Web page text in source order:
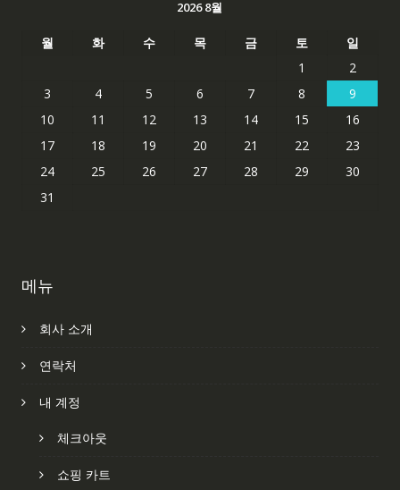
2026 8월
월 화 수 목 금 토
일
1
2
3
4 5 6 7 8
9
10
11 12 13 14 15
16
17
18 19 20 21 22
23
24
25 26 27 28 29
30
31
메뉴
회사 소개
연락처
내 계정
체크아웃
쇼핑 카트